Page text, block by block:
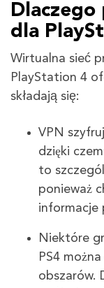
Dlaczego
dla
Wirtualna sieć
PlayStation 4
składają się:
VPN
dzięki
to
ponieważ
informacje
Niektóre
PS4
obszarów.